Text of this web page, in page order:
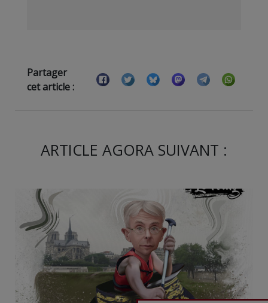
Partager
cet article :
ARTICLE AGORA SUIVANT :